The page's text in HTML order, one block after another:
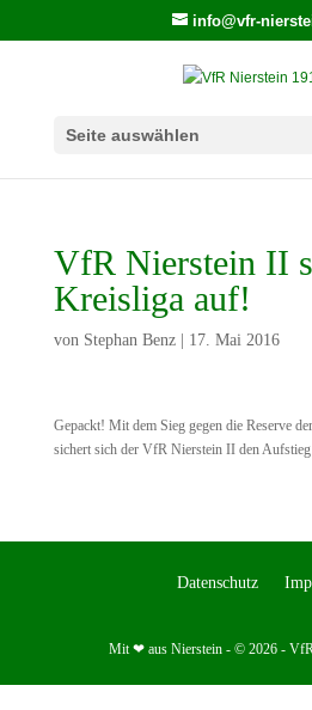
info@vfr-
Seite auswählen
VfR Nierstein II
Kreisliga auf!
von Stephan Benz| 17. Mai 2016
Gepackt! Mit dem Sieg gegen die Reserve
sichert sich der VfR Nierstein II den
Datenschutz
Mit ❤ aus Nierstein - © 2026 -